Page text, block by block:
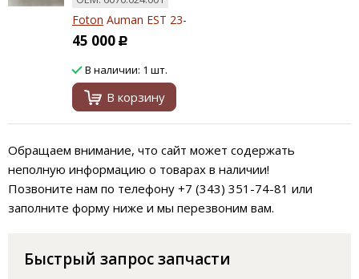
Foton Auman EST 23-
45 000 Р
В наличии: 1 шт.
В корзину
Обращаем внимание, что сайт может содержать
неполную информацию о товарах в наличии!
Позвоните нам по телефону +7 (343) 351-74-81 или
заполните форму ниже и мы перезвоним вам.
Быстрый запрос запчасти